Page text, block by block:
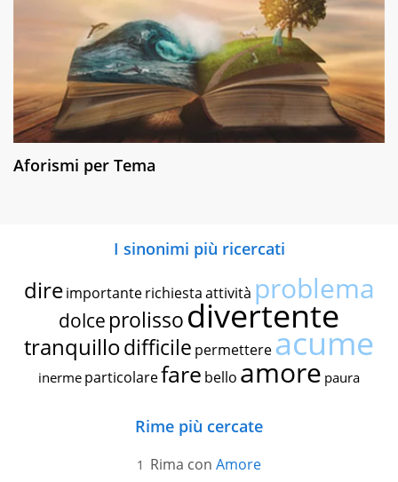
Aforismi per Tema
I sinonimi più ricercati
dire importante richiestaattività problema
dolce prolissodivertente
tranquillodifficile permettereacume
inerme particolarefare bello amore paura
Rime più cercate
Rima con Amore